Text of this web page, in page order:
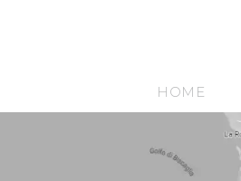
HOME